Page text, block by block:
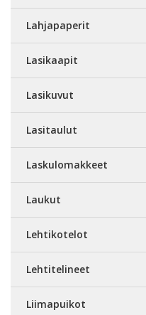
Lahjapaperit
Lasikaapit
Lasikuvut
Lasitaulut
Laskulomakkeet
Laukut
Lehtikotelot
Lehtitelineet
Liimapuikot